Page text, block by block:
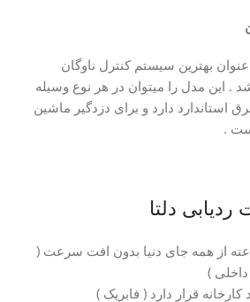
اس دلتا 205 به عنوان بهترین سیستم کنترل ناوگان
. این مدل را میتوان در هر نوع وسیله
استاندارد دارد و برای دزدگیر ماشین
.
دلتا
آنلاین 24 ساعته از همه جای دنیا بدون افت سرعت (
)